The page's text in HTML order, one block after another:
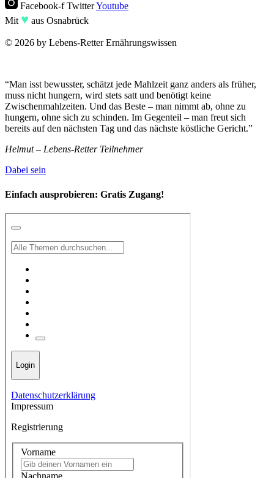
Facebook-f TwitterYoutube
Mit ♥︎ aus Osnabrück
© 2026 by Lebens-Retter Ernährungswissen
“Man isst bewusster, schätzt jede Mahlzeit ganz anders als früher,
muss nicht hungern, wird stets satt und benötigt keine
Zwischenmahlzeiten. Und das Beste – man nimmt ab, ohne zu
hungern, ohne sich zu schinden. Im Gegenteil – man freut sich
bereits auf den nächsten Tag und das nächste köstliche Gericht.”
Helmut – Lebens-Retter Teilnehmer
Dabei sein
Einfach ausprobieren: Gratis Zugang!